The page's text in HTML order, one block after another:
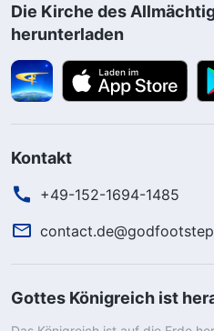
Die Kirche des
herunterladen
Kontakt
+49-152-1694-1485
Gottes Königreich ist